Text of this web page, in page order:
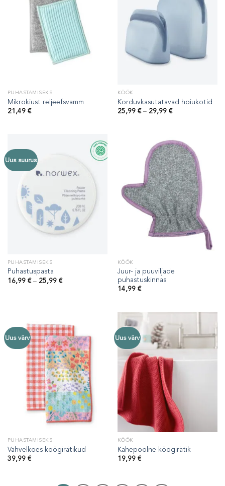
PUHASTAMISEKS
Mikrokiust reljeefsvamm
21,49 €
KÖÖK
Korduvkasutatavad hoiukotid
25,99 € – 29,99 €Hinnavahemik:
Uus suurus
PUHASTAMISEKS
Puhastuspasta
16,99 € – 25,99 €Hinnavahemik:
KÖÖK
Juur- ja puuviljade
puhastuskinnas
14,99 €
Uus värv
PUHASTAMISEKS
Vahvelkoes köögirätikud
39,99 €
Uus värv
KÖÖK
Kahepoolne köögirätik
19,99 €